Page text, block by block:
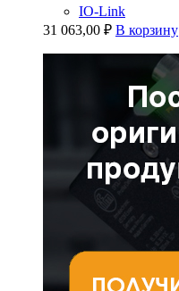
IO-Link
31 063,00 ₽ В корзину